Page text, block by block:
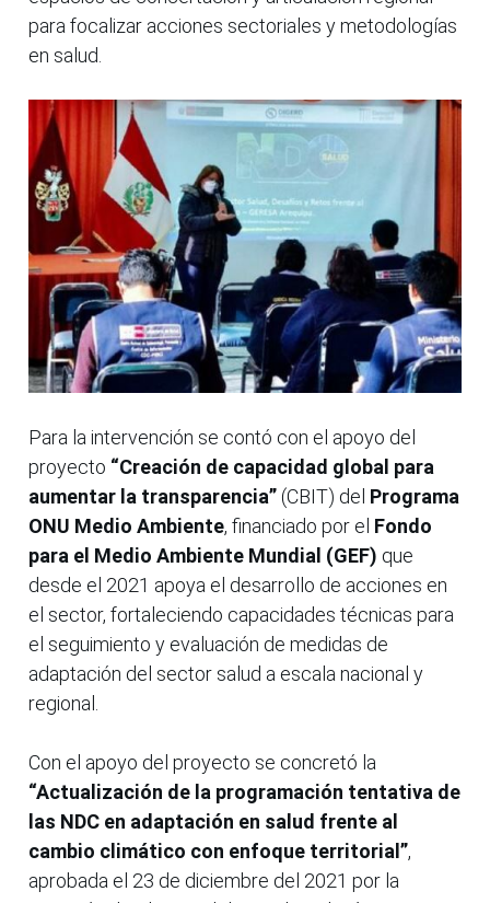
para focalizar acciones sectoriales y metodologías
en salud.
Para la intervención se contó con el apoyo del
proyecto “Creación de capacidad global para
aumentar la transparencia” (CBIT) del Programa
ONU Medio Ambiente, financiado por el Fondo
para el Medio Ambiente Mundial (GEF) que
desde el 2021 apoya el desarrollo de acciones en
el sector, fortaleciendo capacidades técnicas para
el seguimiento y evaluación de medidas de
adaptación del sector salud a escala nacional y
regional.
Con el apoyo del proyecto se concretó la
“Actualización de la programación tentativa de
las NDC en adaptación en salud frente al
cambio climático con enfoque territorial”,
aprobada el 23 de diciembre del 2021 por la